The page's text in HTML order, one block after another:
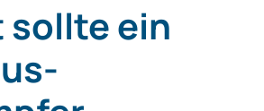
sollte ein